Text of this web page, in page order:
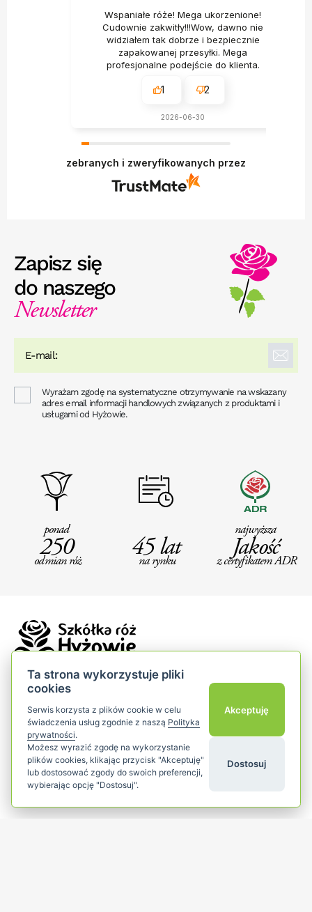
Wspaniałe róże! Mega ukorzenione!
Cudownie zakwitły!!!Wow, dawno nie
widziałem tak dobrze i bezpiecznie
zapakowanej przesyłki. Mega
profesjonalne podejście do klienta.
1 2
2026-06-30
zebranych i zweryfikowanych przez
Zapisz się
do naszego
Newsletter
Wyrażam zgodę na systematyczne otrzymywanie na wskazany
adres email informacji handlowych związanych z produktami i
usługami od Hyżowie.
ponad
250
odmian róż
45 lat
na rynku
najwyższa
Jakość
z certyfikatem ADR
Szkółka Róż Hyżowie
Bilczyce 174
32-420 Gdów
małopolska
Popularne kategorie
Ta strona wykorzystuje pliki
cookies
Serwis korzysta z plików cookie w celu
świadczenia usług zgodnie z naszą Polityka
prywatności.
Możesz wyrazić zgodę na wykorzystanie
plików cookies, klikając przycisk "Akceptuję"
lub dostosować zgody do swoich preferencji,
wybierając opcję "Dostosuj".
Akceptuję
Dostosuj